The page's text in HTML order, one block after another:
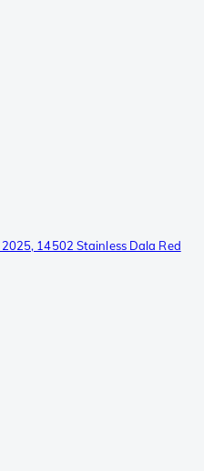
14502 Stainless Dala Red